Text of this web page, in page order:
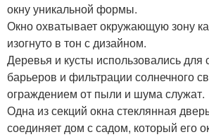
окну уникальной формы.
Окно охватывает окружающую зону
изогнуто в тон с дизайном.
Деревья и кусты использовались для
барьеров и фильтрации солнечного
ограждением от пыли и шума служат.
Одна из секций окна стеклянная
соединяет дом с садом, который его